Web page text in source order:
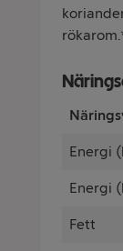
Energi
Energi
Fett